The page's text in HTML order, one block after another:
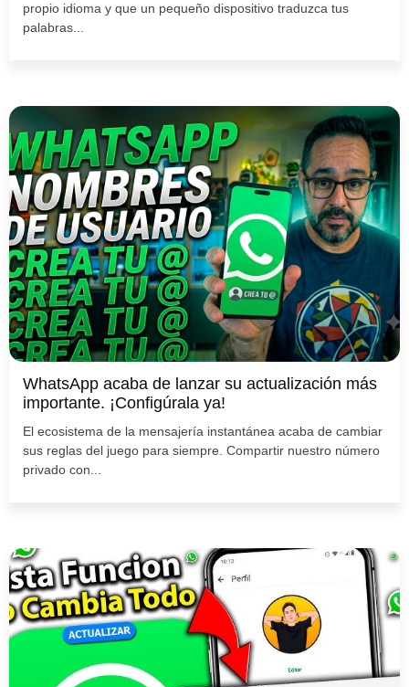
propio idioma y que un pequeño dispositivo traduzca tus
palabras...
WhatsApp acaba de lanzar su actualización más
importante. ¡Configúrala ya!
El ecosistema de la mensajería instantánea acaba de cambiar
sus reglas del juego para siempre. Compartir nuestro número
privado con...